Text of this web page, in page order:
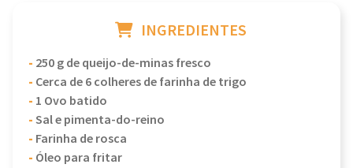
INGREDIENTES
- 250 g de queijo-de-minas fresco
- Cerca de 6 colheres de farinha de trigo
- 1 Ovo batido
-Sal e pimenta-do-reino
- Farinha de rosca
- Óleo para fritar